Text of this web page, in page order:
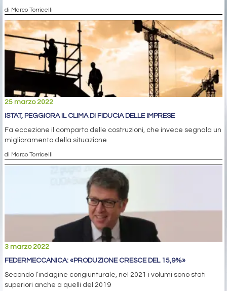
di Marco Torricelli
25 marzo 2022
ISTAT, PEGGIORA IL CLIMA DI FIDUCIA DELLE IMPRESE
Fa eccezione il comparto delle costruzioni, che invece segnala un
miglioramento della situazione
di Marco Torricelli
3 marzo 2022
FEDERMECCANICA: «PRODUZIONE CRESCE DEL 15,9%»
Secondo l’indagine congiunturale, nel 2021 i volumi sono stati
superiori anche a quelli del 2019